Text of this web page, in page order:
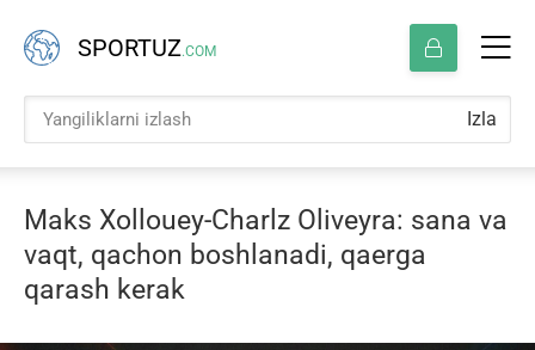
SPORTUZ.COM
Izla
Maks Xollouey-Charlz Oliveyra: sana va
vaqt, qachon boshlanadi, qaerga
qarash kerak